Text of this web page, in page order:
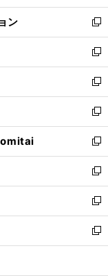
開
く
ウ
で
開
く
ン
ド
ウ
で
開
く
ウ
ィ
ン
ド
ウ
で
開
く
ン
新
し
い
ウ
ィ
ン
ド
ウ
で
開
く
新
し
い
ウ
ィ
ン
ド
ウ
で
開
く
新
し
い
ウ
ィ
ン
ド
ウ
で
開
く
新
し
い
ウ
ィ
ン
ド
ウ
で
開
新
し
い
ウ
ィ
ン
ド
ウ
開
新
し
い
ウ
ィ
ン
ウ
新
し
い
ウ
ン
新
し
ウ